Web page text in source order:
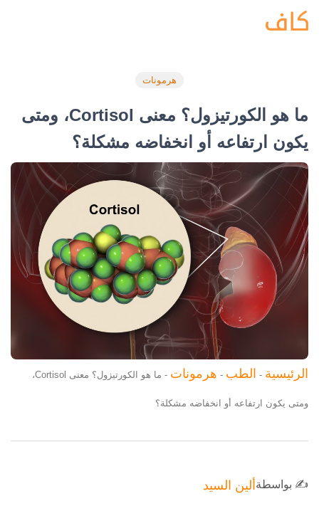
هرمونات
ما هو الكورتيزول؟ معنى Cortisol، ومتى
يكون ارتفاعه أو انخفاضه مشكلة؟
الرئيسية - الطب - هرمونات - ما هو الكورتيزول؟ معنى Cortisol،
ومتى يكون ارتفاعه أو انخفاضه مشكلة؟
✍️ بواسطة ألين السيد